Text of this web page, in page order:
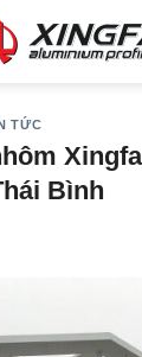
TỨC
Bình